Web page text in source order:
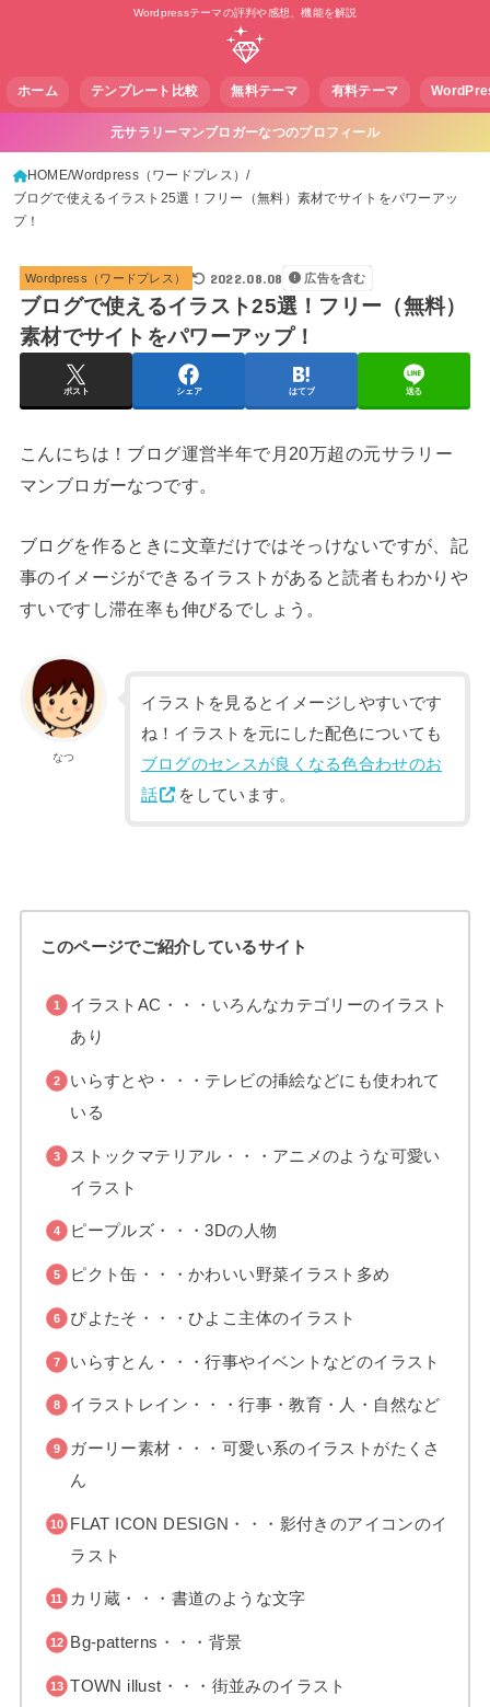
Wordpressテーマの評判や感想、機能を解説
ホーム テンプレート比較 無料テーマ 有料テーマ
元サラリーマンブロガーなつのプロフィール
HOME Wordpress（ワードプレス）
ブログで使えるイラスト25選！フリー（無料）素材でサイトをパワーアッ
プ！
Wordpress（ワードプレス） 2022.08.08 広告を含む
ブログで使えるイラスト25選！フリー（無料）
素材でサイトをパワーアップ！
ポスト シェア はてブ 送る
こんにちは！ブログ運営半年で月20万超の元サラリー
マンブロガーなつです。
ブログを作るときに文章だけではそっけないですが、記
事のイメージができるイラストがあると読者もわかりや
すいですし滞在率も伸びるでしょう。
なつ
イラストを見るとイメージしやすいです
ね！イラストを元にした配色についても
ブログのセンスが良くなる色合わせのお
話
をしています。
このページでご紹介しているサイト
イラストAC・・・いろんなカテゴリーのイラスト
あり
いらすとや・・・テレビの挿絵などにも使われて
いる
ストックマテリアル・・・アニメのような可愛い
イラスト
ピープルズ・・・3Dの人物
ピクト缶・・・かわいい野菜イラスト多め
ぴよたそ・・・ひよこ主体のイラスト
いらすとん・・・行事やイベントなどのイラスト
イラストレイン・・・行事・教育・人・自然など
ガーリー素材・・・可愛い系のイラストがたくさ
ん
FLAT ICON DESIGN・・・影付きのアイコンのイ
ラスト
カリ蔵・・・書道のような文字
Bg-patterns・・・背景
TOWN illust・・・街並みのイラスト